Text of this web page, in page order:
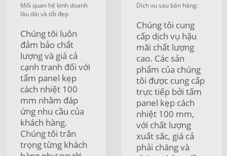
Mối quan hệ kinh doanh
lâu dài và tốt đẹp
Chúng tôi luôn
đảm bảo chất
lượng và giá cả
cạnh tranh đối với
tấm panel kẹp
cách nhiệt 100
mm nhằm đáp
ứng nhu cầu của
khách hàng.
Chúng tôi trân
trọng từng khách
Dịch vụ sau bán hàng:
Chúng tôi cung
cấp dịch vụ hậu
mãi chất lượng
cao. Các sản
phẩm của chúng
tôi được cung cấp
trực tiếp bởi tấm
panel kẹp cách
nhiệt 100 mm,
với chất lượng
xuất sắc, giá cả
phải chăng và